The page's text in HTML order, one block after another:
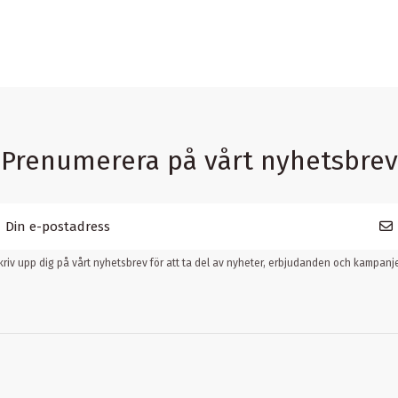
Prenumerera på vårt nyhetsbrev
upp dig på vårt nyhetsbrev för att ta del av nyheter, erbjudanden och